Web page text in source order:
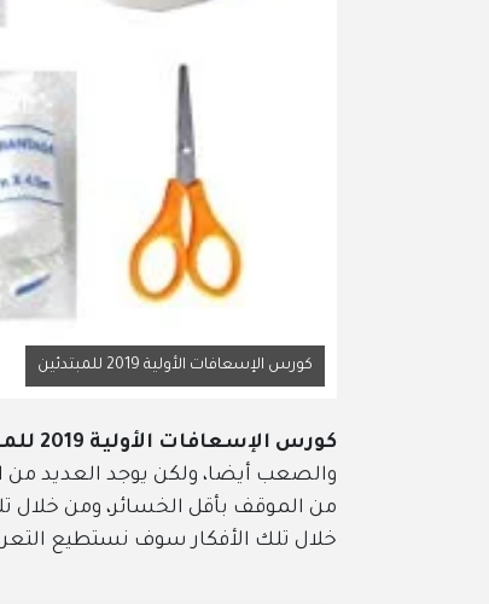
كورس الإسعافات الأولية 2019 للمبتدئين
كورس الإسعافات الأولية 2019 للمبتدئين
والصعب أيضا، ولكن يوجد العديد من الظروف
من الموقف بأقل الخسائر، ومن خلال تلك
خلال تلك الأفكار سوف نستطيع التعرف على دورة